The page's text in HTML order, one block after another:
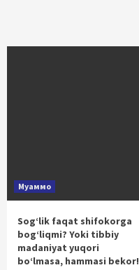
Муаммо
Sog‘lik faqat shifokorga
bog‘liqmi? Yoki tibbiy
madaniyat yuqori
bo‘lmasa, hammasi bekor!